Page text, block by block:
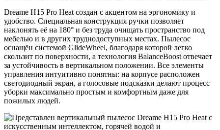
Dreame H15 Pro Heat создан с акцентом на эргономику и
удобство. Специальная конструкция ручки позволяет
наклонять её на 180° и без труда очищать пространство под
мебелью и в других труднодоступных местах. Пылесос
оснащён системой GlideWheel, благодаря которой легко
скользит по поверхности, а технология BalanceBoost отвечает
за устойчивость в вертикальном положении. Все элементы
управления интуитивно понятны: на корпусе расположен
светодиодный экран, а голосовые подсказки делают процесс
уборки максимально простым и комфортным даже для
пожилых людей.